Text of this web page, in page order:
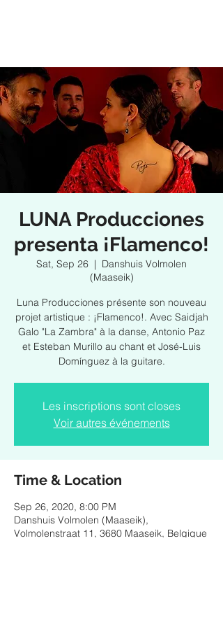
LUNA Producciones
presenta ¡Flamenco!
Sat, Sep 26
  |
Danshuis Volmolen
(Maaseik)
Luna Producciones présente son nouveau
projet artistique : ¡Flamenco!. Avec Saidjah
Galo "La Zambra" à la danse, Antonio Paz
et Esteban Murillo au chant et José-Luis
Domínguez à la guitare.
Les inscriptions sont closes
Voir autres événements
Time & Location
Sep 26, 2020, 8:00 PM
Danshuis Volmolen (Maaseik),
Volmolenstraat 11, 3680 Maaseik, Belgique